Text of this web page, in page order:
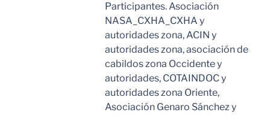
Participantes. Asociación
NASA_CXHA_CXHA y
autoridades zona, ACIN y
autoridades zona, asociación de
cabildos zona Occidente y
autoridades, COTAINDOC y
autoridades zona Oriente,
Asociación Genaro Sánchez y